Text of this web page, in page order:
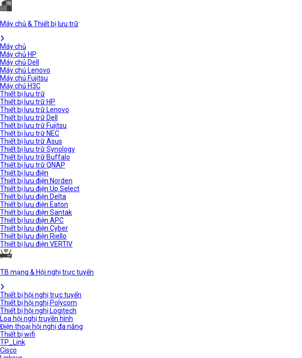
Máy chủ & Thiết bị lưu trữ
Máy chủ
Máy chủ HP
Máy chủ Dell
Máy chủ Lenovo
Máy chủ Fujitsu
Máy chủ H3C
Thiết bị lưu trữ
Thiết bị lưu trữ HP
Thiết bị lưu trữ Lenovo
Thiết bị lưu trữ Dell
Thiết bị lưu trữ Fujitsu
Thiết bị lưu trữ NEC
Thiết bị lưu trữ Asus
Thiết bị lưu trữ Synology
Thiết bị lưu trữ Buffalo
Thiết bị lưu trữ QNAP
Thiết bị lưu điện
Thiết bị lưu điện Norden
Thiết bị lưu điện Up Select
Thiết bị lưu điện Delta
Thiết bị lưu điện Eaton
Thiết bị lưu điện Santak
Thiết bị lưu điện APC
Thiết bị lưu điện Cyber
Thiết bị lưu điện Riello
Thiết bị lưu điện VERTIV
TB mạng & Hội nghị trực tuyến
Thiết bị hội nghị trực tuyến
Thiết bị hội nghị Polycom
Thiết bị hội nghị Logitech
Loa hội nghị truyền hình
Điện thoại hội nghị đa năng
Thiết bị wifi
TP_Link
Cisco